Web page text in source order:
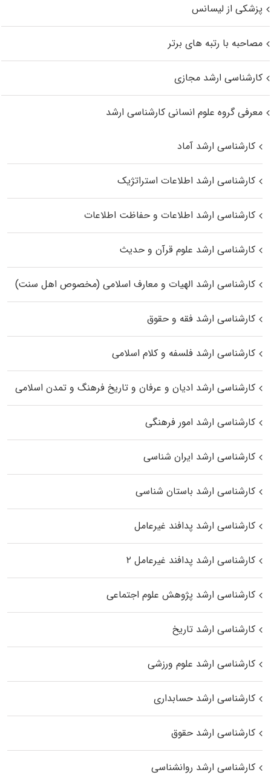
پزشکی از لیسانس
مصاحبه با رتبه های برتر
کارشناسی ارشد مجازی
معرفی گروه علوم انسانی کارشناسی ارشد
کارشناسی ارشد آماد
کارشناسی ارشد اطلاعات استراتژیک
کارشناسی ارشد اطلاعات و حفاظت اطلاعات
کارشناسی ارشد علوم قرآن و حدیث
کارشناسی ارشد الهیات و معارف اسلامی (مخصوص اهل سنت)
کارشناسی ارشد فقه و حقوق
کارشناسی ارشد فلسفه و کلام اسلامی
کارشناسی ارشد ادیان و عرفان و تاریخ فرهنگ و تمدن اسلامی
کارشناسی ارشد امور فرهنگی
کارشناسی ارشد ایران شناسی
کارشناسی ارشد باستان شناسی
کارشناسی ارشد پدافند غیرعامل
کارشناسی ارشد پدافند غیرعامل ۲
کارشناسی ارشد پژوهش علوم اجتماعی
کارشناسی ارشد تاریخ
کارشناسی ارشد علوم ورزشی
کارشناسی ارشد حسابداری
کارشناسی ارشد حقوق
کارشناسی ارشد روانشناسی